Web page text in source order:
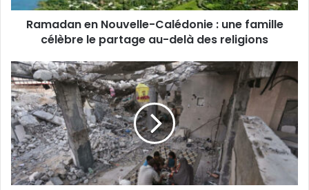
Ramadan en Nouvelle-Calédonie : une famille
célèbre le partage au-delà des religions